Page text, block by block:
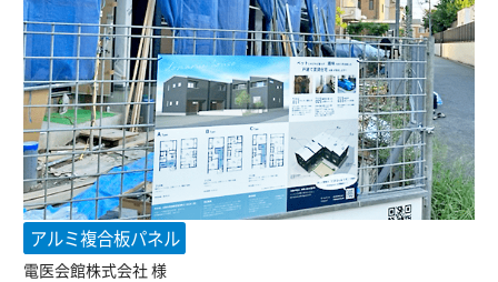
アルミ複合板パネル
電医会館株式会社 様